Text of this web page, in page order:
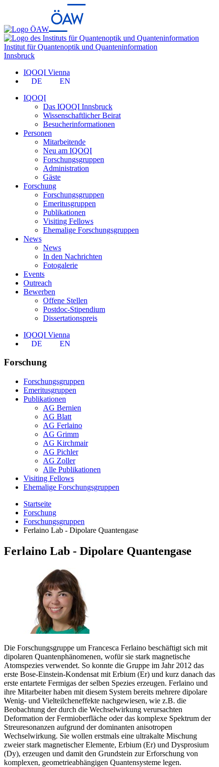
Institut für Quantenoptik und Quanteninformation
Innsbruck
IQOQI Vienna
DE
EN
IQOQI
Das IQOQI Innsbruck
Wissenschaftlicher Beirat
Besucherinformationen
Personen
Mitarbeitende
Neu am IQOQI
Forschungsgruppen
Administration
Gäste
Forschung
Forschungsgruppen
Emeritusgruppen
Publikationen
Visiting Fellows
Ehemalige Forschungsgruppen
News
News
In den Nachrichten
Fotogalerie
Events
Outreach
Bewerben
Offene Stellen
Postdoc-Stipendium
Dissertationspreis
IQOQI Vienna
DE
EN
Forschung
Forschungsgruppen
Emeritusgruppen
Publikationen
AG Bernien
AG Blatt
AG Ferlaino
AG Grimm
AG Kirchmair
AG Pichler
AG Zoller
Alle Publikationen
Visiting Fellows
Ehemalige Forschungsgruppen
Startseite
Forschung
Forschungsgruppen
Ferlaino Lab - Dipolare Quantengase
Ferlaino Lab - Dipolare Quantengase
Die Forschungsgruppe um Francesca Ferlaino beschäftigt sich mit
dipolaren Quantenphänomenen, wofür sie stark magnetische
Atomspezies verwendet. So konnte die Gruppe im Jahr 2012 das
erste Bose-Einstein-Kondensat mit Erbium (Er) und kurz danach das
erste entartete Fermigas der selben Spezies erzeugen. Ferlaino und
ihre Mitarbeiter haben mit diesem System bereits mehrere dipolare
Wenig- und Vielteilcheneffekte nachgewiesen, wie z.B. die
Beobachtung der durch die Wechselwirkung verursachten
Deformation der Fermioberfläche oder das komplexe Spektrum der
Streuresonanzen aufgrund der dominanten anisotropen
Wechselwirkung. Sie wollen erstmals eine ultrakalte Mischung
zweier stark magnetischer Elemente, Erbium (Er) und Dysprosium
(Dy), erzeugen und damit den Grundstein zur Erforschung von
komplexen, geometrieabhängigen Quantensysteme legen.